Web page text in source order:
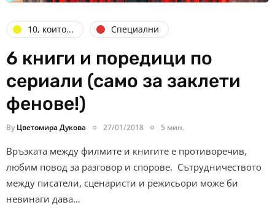
10, които... Специални
6 книги и поредици по
сериали (само за заклети
фенове!)
By Цветомира Дукова 27/01/2018 5 мин.
Връзката между филмите и книгите е противоречив,
любим повод за разговор и спорове. Сътрудничеството
между писатели, сценаристи и режисьори може би
невинаги дава…